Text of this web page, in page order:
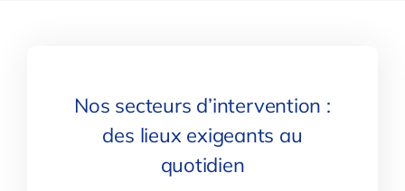
Nos secteurs d’intervention :
des lieux exigeants au
quotidien